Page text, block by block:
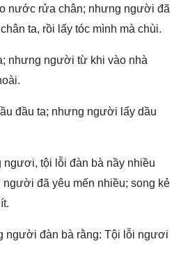
nước rửa chân; nhưng người đã
ta, rồi lấy tóc mình mà chùi.
nhưng người từ khi vào nhà
đầu ta; nhưng người lấy dầu
ngươi, tội lỗi đàn bà nầy nhiều
người đã yêu mến nhiều; song kẻ
người đàn bà rằng: Tội lỗi ngươi